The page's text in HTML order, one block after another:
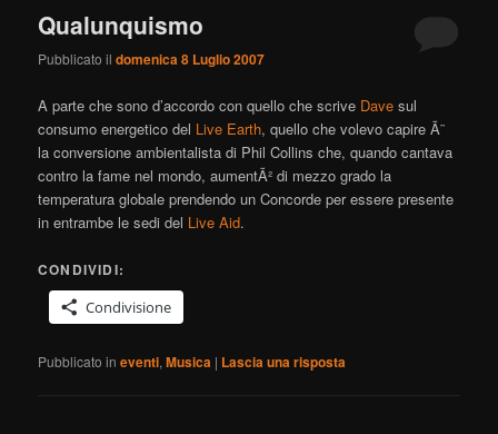
Qualunquismo
Pubblicato ildomenica 8 Luglio 2007
A parte che sono d’accordo con quello che scrive Dave sul
consumo energetico del Live Earth, quello che volevo capire Ã¨
la conversione ambientalista di Phil Collins che, quando cantava
contro la fame nel mondo, aumentÃ² di mezzo grado la
temperatura globale prendendo un Concorde per essere presente
in entrambe le sedi del Live Aid.
CONDIVIDI:
Condivisione
Pubblicato in eventi,Musica | Lascia una risposta